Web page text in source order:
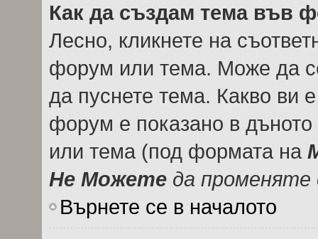
Как да създам тема във
Лесно, кликнете на
форум или тема. Може да
да пуснете тема. Какво ви
форум е показано в
или тема (под формата на
Не Можете да
Върнете се в началото